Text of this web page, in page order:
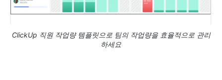
ClickUp 직원 작업량 템플릿으로 팀의 작업량을 효율적으로 관리
하세요